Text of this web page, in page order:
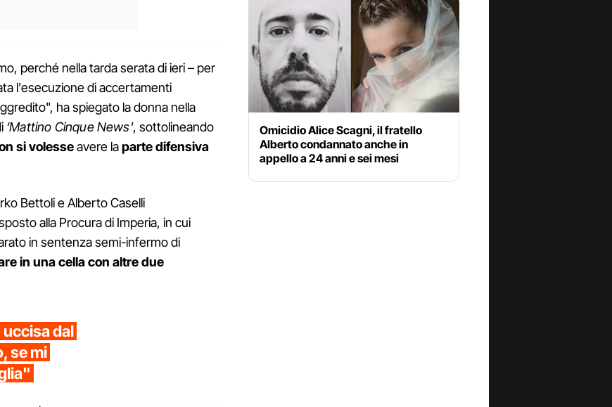
perché nella tarda serata di ieri – per
l'esecuzione di accertamenti
ha spiegato la donna nella
‘Mattino Cinque News', sottolineando
si volesseavere laparte difensiva
Bettoli e Alberto Caselli
alla Procura di Imperia, in cui
in sentenza semi-infermo di
in una cella con altre due
uccisa dal
se mi
Omicidio Alice Scagni, il fratello
Alberto condannato anche in
appello a 24 anni e sei mesi